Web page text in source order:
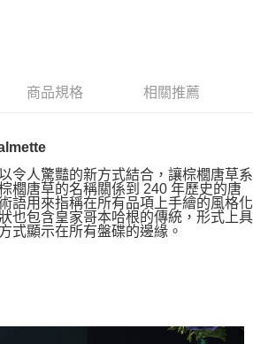
商品規格 相關推薦
令人驚豔的新方式結合，讓棕櫚唐草系
櫚唐草的名稱關係到 240 年歷史的唐
語用來指稱在所有品項上手繪的風格化
也包含皇家哥本哈根的傳統，形式上具
式顯示在所有盤碟的邊緣。